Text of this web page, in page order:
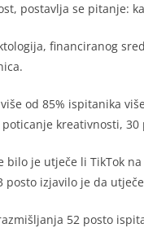
postavlja se pitanje:
financiranog
od 85% ispitanika
kreativnosti,
bilo je utječe li TikTok
posto izjavilo je da
52 posto